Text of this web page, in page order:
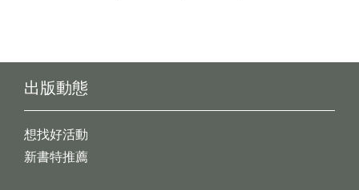
出版動態
想找好活動
新書特推薦